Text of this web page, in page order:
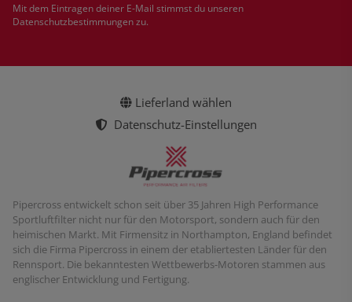
Mit dem Eintragen deiner E-Mail stimmst du unseren
Datenschutzbestimmungenzu.
Lieferland wählen
Datenschutz-Einstellungen
Pipercross entwickelt schon seit über 35 Jahren High Performance
Sportluftfilter nicht nur für den Motorsport, sondern auch für den
heimischen Markt. Mit Firmensitz in Northampton, England befindet
sich die Firma Pipercross in einem der etabliertesten Länder für den
Rennsport. Die bekanntesten Wettbewerbs-Motoren stammen aus
englischer Entwicklung und Fertigung.